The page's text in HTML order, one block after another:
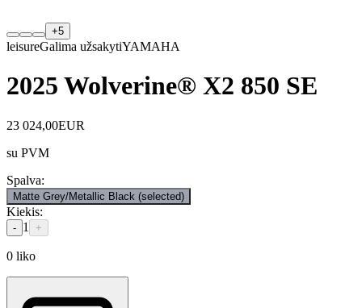
+5
leisureGalima užsakytiYAMAHA
2025 Wolverine® X2 850 SE
23 024,00EUR
su PVM
Spalva:
Matte Grey/Metallic Black (selected)
Kiekis:
- 1 +
0 liko